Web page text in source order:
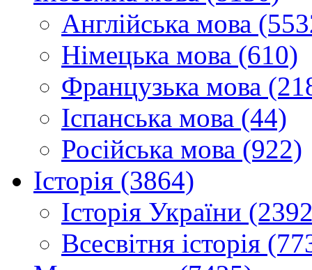
Англійська мова
Німецька мова (610)
Французька мова
Іспанська мова (44)
Російська мова (922)
Історія (3864)
Історія України
Всесвітня історія